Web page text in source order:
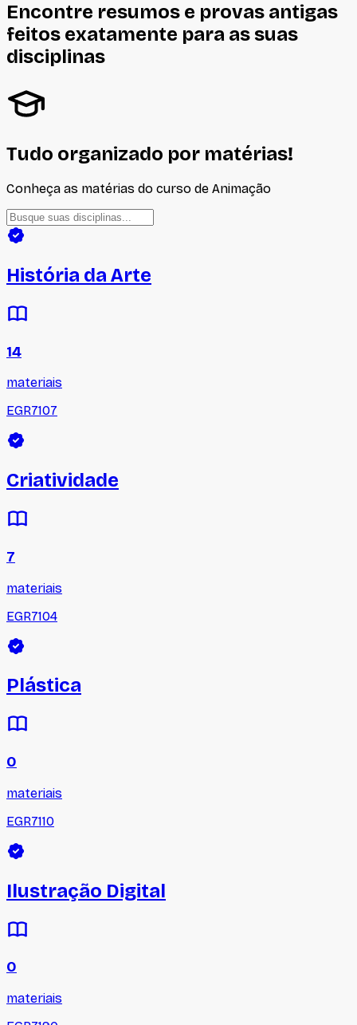
Encontre resumos e provas antigas
feitos exatamente para as suas
disciplinas
Tudo organizado por matérias!
Conheça as matérias do curso de Animação
História da Arte
14
materiais
EGR7107
Criatividade
7
materiais
EGR7104
Plástica
0
materiais
EGR7110
Ilustração Digital
0
materiais